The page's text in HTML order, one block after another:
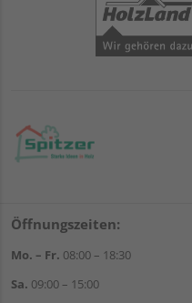
Öffnungszeiten:
Mo. – Fr. 08:00 – 18:30
Sa. 09:00 – 15:00